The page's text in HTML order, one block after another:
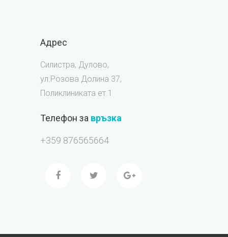
Адрес
Силистра, Дулово,
ул.Розова Долина 37,
Поликлиниката ет.1
Телефон за връзка
+359 876565664